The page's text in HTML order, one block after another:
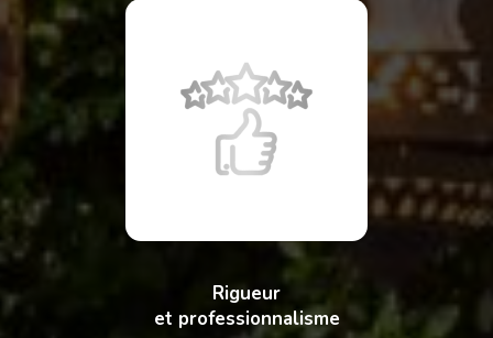
Rigueur
et professionnalisme